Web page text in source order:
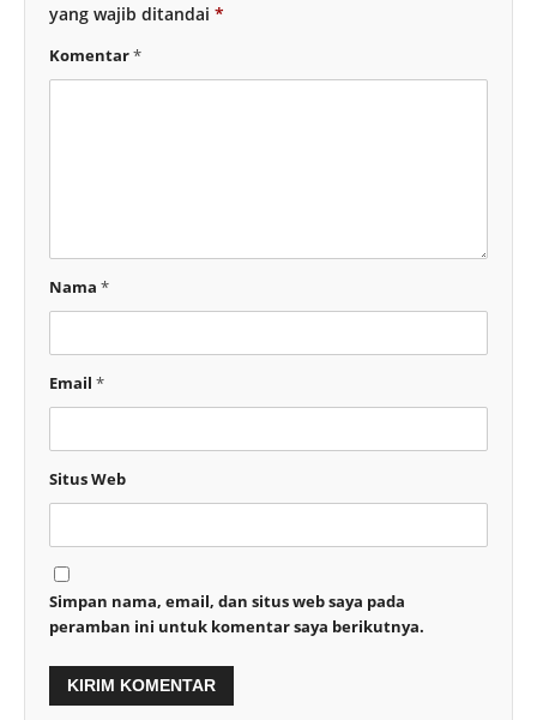
yang wajib ditandai *
Komentar*
Nama *
Email *
Situs Web
Simpan nama, email, dan situs web saya pada
peramban ini untuk komentar saya berikutnya.